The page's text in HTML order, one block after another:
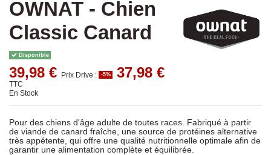
OWNAT - Chien
Classic Canard
Disponible
39,98 € Prix Drive : -5% 37,98 €
TTC
En Stock
Pour des chiens d'âge adulte de toutes races. Fabriqué à partir
de viande de canard fraîche, une source de protéines alternative
très appétente, qui offre une qualité nutritionnelle optimale afin de
garantir une alimentation complète et équilibrée.